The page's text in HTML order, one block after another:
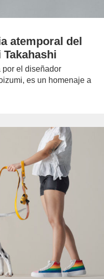
atemporal del
por el diseñador
es un homenaje a